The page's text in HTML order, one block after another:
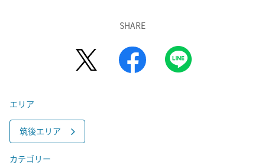
SHARE
エリア
筑後エリア
カテゴリー